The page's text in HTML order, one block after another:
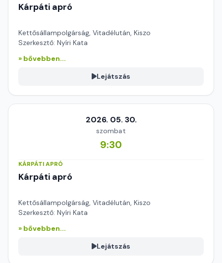
Kárpáti apró
Kettősállampolgárság, Vitadélután, Kiszo
Szerkesztő: Nyíri Kata
» bővebben...
Lejátszás
2026. 05. 30.
szombat
9:30
KÁRPÁTI APRÓ
Kárpáti apró
Kettősállampolgárság, Vitadélután, Kiszo
Szerkesztő: Nyíri Kata
» bővebben...
Lejátszás